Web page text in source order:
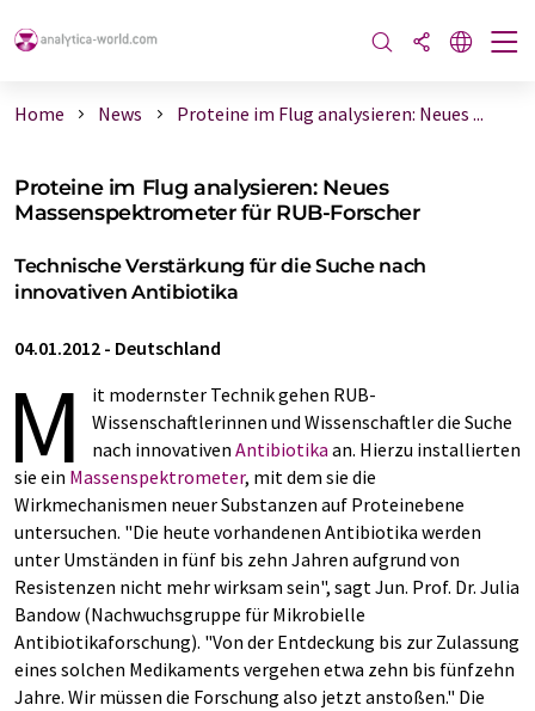
Home News Proteine im Flug analysieren: Neues ...
Proteine im Flug analysieren: Neues
Massenspektrometer für RUB-Forscher
Technische Verstärkung für die Suche nach
innovativen Antibiotika
04.01.2012 - Deutschland
M
it modernster Technik gehen RUB-
Wissenschaftlerinnen und Wissenschaftler die Suche
nach innovativen Antibiotika an. Hierzu installierten
sie ein Massenspektrometer, mit dem sie die
Wirkmechanismen neuer Substanzen auf Proteinebene
untersuchen. "Die heute vorhandenen Antibiotika werden
unter Umständen in fünf bis zehn Jahren aufgrund von
Resistenzen nicht mehr wirksam sein", sagt Jun. Prof. Dr. Julia
Bandow (Nachwuchsgruppe für Mikrobielle
Antibiotikaforschung). "Von der Entdeckung bis zur Zulassung
eines solchen Medikaments vergehen etwa zehn bis fünfzehn
Jahre. Wir müssen die Forschung also jetzt anstoßen." Die